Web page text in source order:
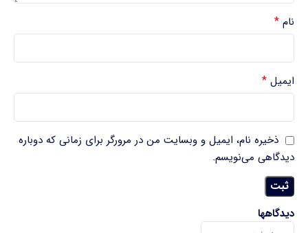
دیدگاهها
نام *
ایمیل *
ذخیره نام، ایمیل و وبسایت من در مرورگر برای زمانی که دوباره
دیدگاهی می‌نویسم.